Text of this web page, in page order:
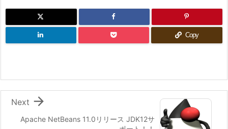
Copy
Apache NetBeans 11.0リリース JDK12サ

Next